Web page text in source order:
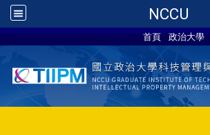
NCCU
首頁 政治大學